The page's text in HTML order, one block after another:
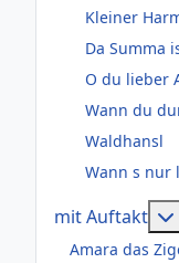
Kleiner
Da Summa
O du lieber
Wann du
Waldhansl
Wann s nur
mit Auftakt
Amara das